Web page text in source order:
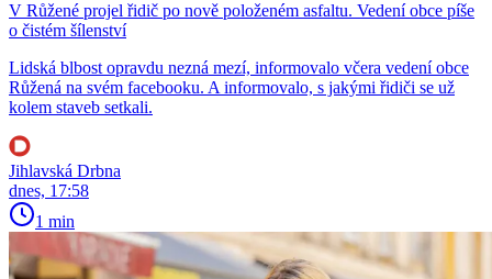
V Růžené projel řidič po nově položeném asfaltu. Vedení obce píše
o čistém šílenství
Lidská blbost opravdu nezná mezí, informovalo včera vedení obce
Růžená na svém facebooku. A informovalo, s jakými řidiči se už
kolem staveb setkali.
Jihlavská Drbna
dnes, 17:58
1 min